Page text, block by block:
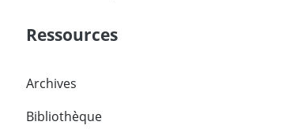
Ressources
Archives
Bibliothèque